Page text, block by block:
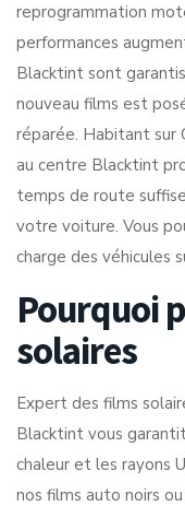
reprogrammation
performances
Blacktint sont
nouveau films est
réparée. Habitant sur
au centre Blacktint
temps de route
votre voiture. Vous
charge des véhicules
Pourquoi
solaires
Expert des films
Blacktint vous
chaleur et les rayons
nos films auto noirs